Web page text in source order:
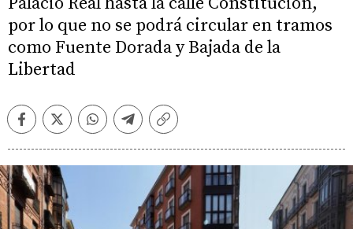
por lo que no se podrá circular en tramos
como Fuente Dorada y Bajada de la
Libertad
FacebookTwitterWhatsappTelegramCopiar